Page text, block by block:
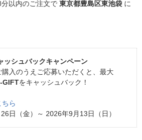
以内のご注文で 東京都豊島区東池袋 に
ッシュバックキャンペーン
入のうえご応募いただくと、最大
GIFTをキャッシュバック！
ら
日（金）～ 2026年9月13日（日）